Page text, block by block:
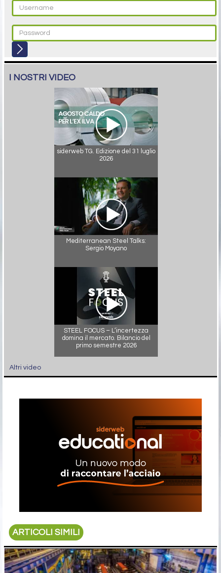
I NOSTRI VIDEO
siderweb TG. Edizione del 31 luglio
2026
Mediterranean Steel Talks:
Sergio Moyano
STEEL FOCUS – L’incertezza
domina il mercato. Bilancio del
primo semestre 2026
Altri video
ARTICOLI SIMILI